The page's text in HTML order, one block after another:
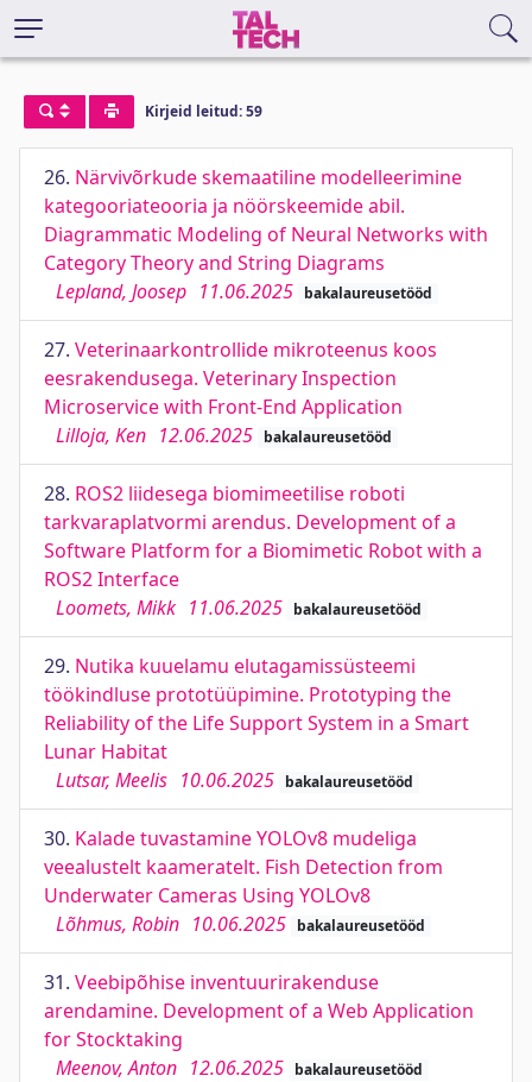
Kirjeid leitud: 59
26. Närvivõrkude skemaatiline modelleerimine
kategooriateooria ja nöörskeemide abil.
Diagrammatic Modeling of Neural Networks with
Category Theory and String Diagrams
Lepland, Joosep 11.06.2025 bakalaureusetööd
27. Veterinaarkontrollide mikroteenus koos
eesrakendusega. Veterinary Inspection
Microservice with Front-End Application
Lilloja, Ken 12.06.2025 bakalaureusetööd
28. ROS2 liidesega biomimeetilise roboti
tarkvaraplatvormi arendus. Development of a
Software Platform for a Biomimetic Robot with a
ROS2 Interface
Loomets, Mikk 11.06.2025 bakalaureusetööd
29. Nutika kuuelamu elutagamissüsteemi
töökindluse prototüüpimine. Prototyping the
Reliability of the Life Support System in a Smart
Lunar Habitat
Lutsar, Meelis 10.06.2025 bakalaureusetööd
30. Kalade tuvastamine YOLOv8 mudeliga
veealustelt kaameratelt. Fish Detection from
Underwater Cameras Using YOLOv8
Lõhmus, Robin 10.06.2025 bakalaureusetööd
31. Veebipõhise inventuurirakenduse
arendamine. Development of a Web Application
for Stocktaking
Meenov, Anton 12.06.2025 bakalaureusetööd